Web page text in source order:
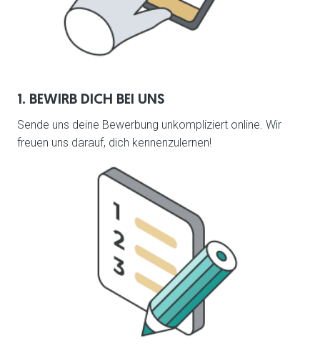
1. BEWIRB DICH BEI UNS
Sende uns deine Bewerbung unkompliziert online. Wir
freuen uns darauf, dich kennenzulernen!